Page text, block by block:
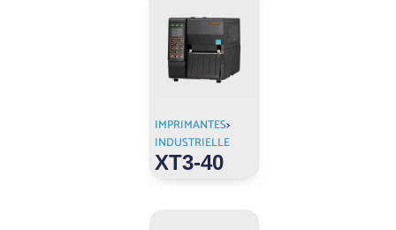
IMPRIMANTES>
INDUSTRIELLE
XT3-40